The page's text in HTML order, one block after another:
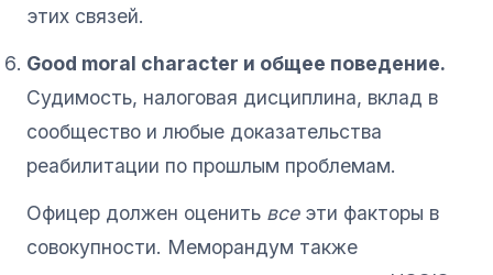
этих связей.
Good moral character и общее поведение.
Судимость, налоговая дисциплина, вклад в
сообщество и любые доказательства
реабилитации по прошлым проблемам.
Офицер должен оценить всеэти факторы в
совокупности. Меморандум также